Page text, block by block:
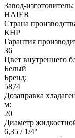
Завод-изготовитель:
HAIER
Страна
КНР
Гарантия
36
Цвет внутреннего
Белый
Бренд:
5874
Дозаправка
м:
20
Диаметр
6,35 / 1/4"